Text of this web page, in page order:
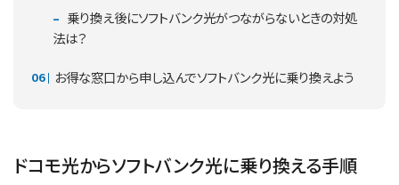
乗り換え後にソフトバンク光がつながらないときの対処
法は？
お得な窓口から申し込んでソフトバンク光に乗り換えよう
ドコモ光からソフトバンク光に乗り換える手順